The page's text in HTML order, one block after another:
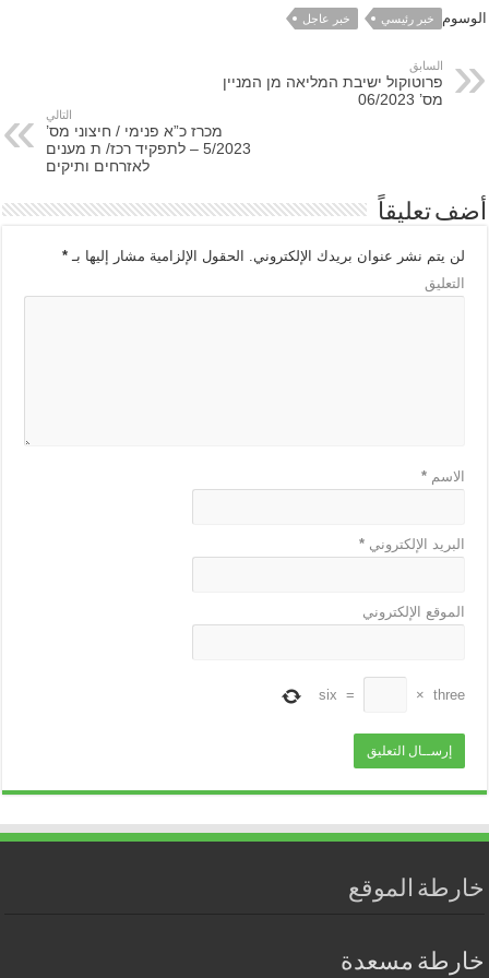
الوسوم خبر رئيسي خبر عاجل
السابق
פרוטוקול ישיבת המליאה מן המניין
מס’ 06/2023
التالي
מכרז כ”א פנימי / חיצוני מס’
5/2023 – לתפקיד רכז/ ת מענים
לאזרחים ותיקים
أضف تعليقاً
لن يتم نشر عنوان بريدك الإلكتروني. الحقول الإلزامية مشار إليها بـ*
التعليق
الاسم*
البريد الإلكتروني*
الموقع الإلكتروني
three
×
=
six
خارطة الموقع
خارطة مسعدة